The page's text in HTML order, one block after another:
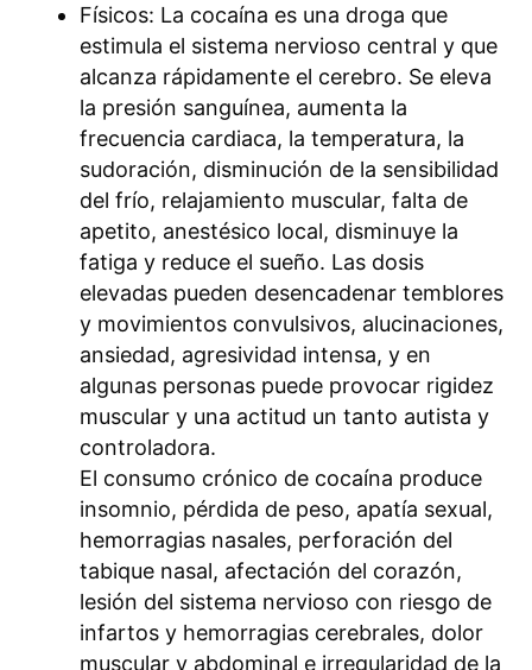
Físicos: La cocaína es una droga que
estimula el sistema nervioso central y que
alcanza rápidamente el cerebro. Se eleva
la presión sanguínea, aumenta la
frecuencia cardiaca, la temperatura, la
sudoración, disminución de la sensibilidad
del frío, relajamiento muscular, falta de
apetito, anestésico local, disminuye la
fatiga y reduce el sueño. Las dosis
elevadas pueden desencadenar temblores
y movimientos convulsivos, alucinaciones,
ansiedad, agresividad intensa, y en
algunas personas puede provocar rigidez
muscular y una actitud un tanto autista y
controladora.
El consumo crónico de cocaína produce
insomnio, pérdida de peso, apatía sexual,
hemorragias nasales, perforación del
tabique nasal, afectación del corazón,
lesión del sistema nervioso con riesgo de
infartos y hemorragias cerebrales, dolor
muscular y abdominal e irregularidad de la